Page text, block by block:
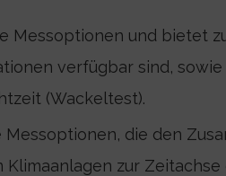
Messoptionen und bietet
verfügbar sind, sowie
(Wackeltest).
die den
zur Zeitachse